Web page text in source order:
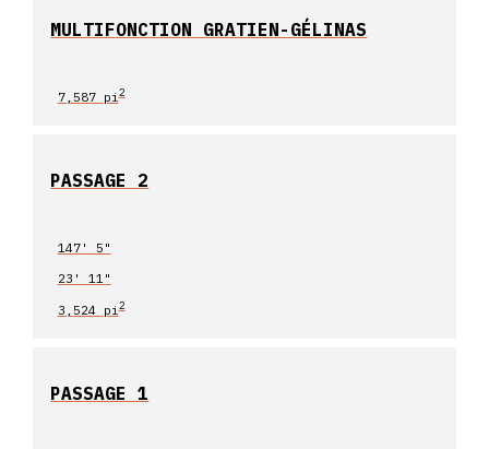
MULTIFONCTION GRATIEN-GÉLINAS
7,587 pi2
PASSAGE 2
147' 5"
23' 11"
3,524 pi2
PASSAGE 1